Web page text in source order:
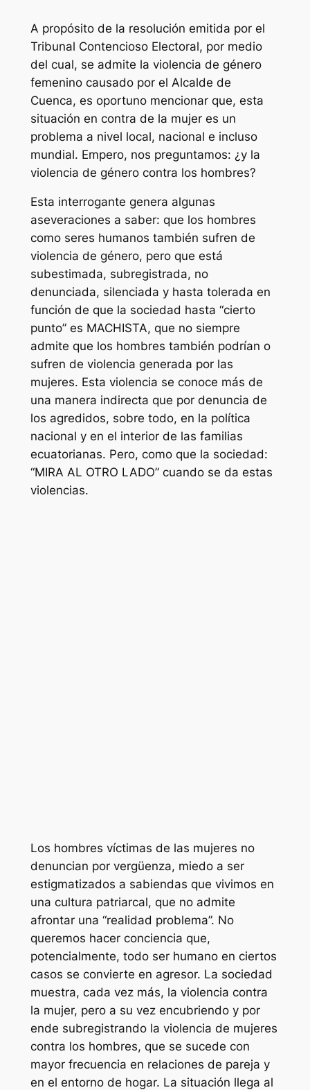
A propósito de la resolución emitida por el
Tribunal Contencioso Electoral, por medio
del cual, se admite la violencia de género
femenino causado por el Alcalde de
Cuenca, es oportuno mencionar que, esta
situación en contra de la mujer es un
problema a nivel local, nacional e incluso
mundial. Empero, nos preguntamos: ¿y la
violencia de género contra los hombres?
Esta interrogante genera algunas
aseveraciones a saber: que los hombres
como seres humanos también sufren de
violencia de género, pero que está
subestimada, subregistrada, no
denunciada, silenciada y hasta tolerada en
función de que la sociedad hasta “cierto
punto” es MACHISTA, que no siempre
admite que los hombres también podrían o
sufren de violencia generada por las
mujeres. Esta violencia se conoce más de
una manera indirecta que por denuncia de
los agredidos, sobre todo, en la política
nacional y en el interior de las familias
ecuatorianas. Pero, como que la sociedad:
“MIRA AL OTRO LADO” cuando se da estas
violencias.
Los hombres víctimas de las mujeres no
denuncian por vergüenza, miedo a ser
estigmatizados a sabiendas que vivimos en
una cultura patriarcal, que no admite
afrontar una “realidad problema”. No
queremos hacer conciencia que,
potencialmente, todo ser humano en ciertos
casos se convierte en agresor. La sociedad
muestra, cada vez más, la violencia contra
la mujer, pero a su vez encubriendo y por
ende subregistrando la violencia de mujeres
contra los hombres, que se sucede con
mayor frecuencia en relaciones de pareja y
en el entorno de hogar. La situación llega al